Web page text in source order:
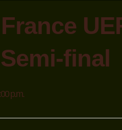
final
p.m.